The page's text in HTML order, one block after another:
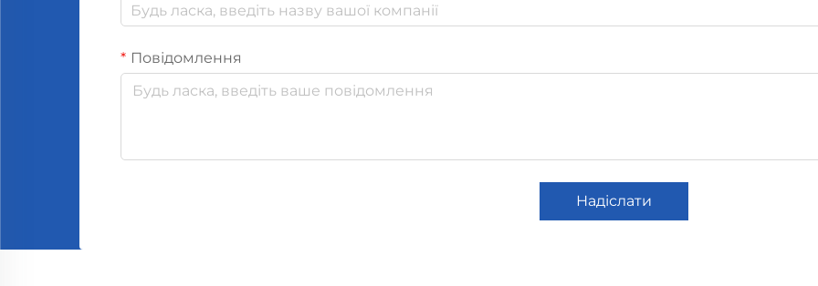
Повідомлення
Надіслати